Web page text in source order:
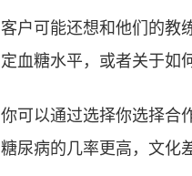
客户可能还想和他们的教
定血糖水平，或者关于如
你可以通过选择你选择合
糖尿病的几率更高，文化